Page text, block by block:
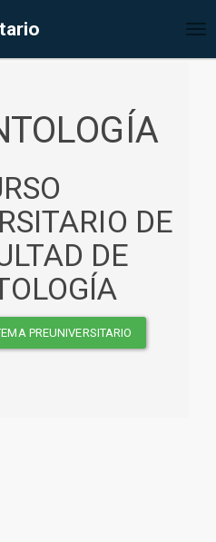
DE
DE
PREUNIVERSITARIO